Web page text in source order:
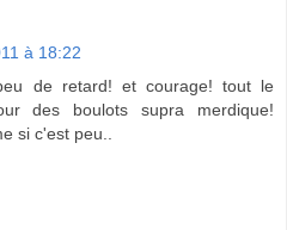
à 18:22
de retard! et courage! tout le
des boulots supra merdique!
si c'est peu..